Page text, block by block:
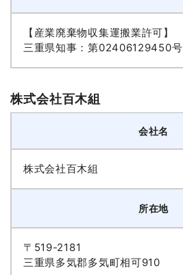
【産業廃棄物収集運搬業許可】
三重県知事：第02406129450号
株式会社百木組
会社名
株式会社百木組
所在地
〒519-2181
三重県多気郡多気町相可910